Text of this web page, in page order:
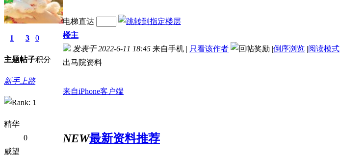
1
主题
3
帖子
0
积分
新手上路
精华
0
威望
电梯直达
楼主
发表于 2022-6-11 18:45 来自手机 | 只看该作者 |倒序浏览 |阅读模式
出马院资料
来自iPhone客户端
NEW最新资料推荐